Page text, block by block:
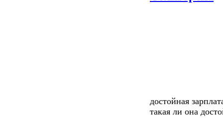
достойная
такая ли она